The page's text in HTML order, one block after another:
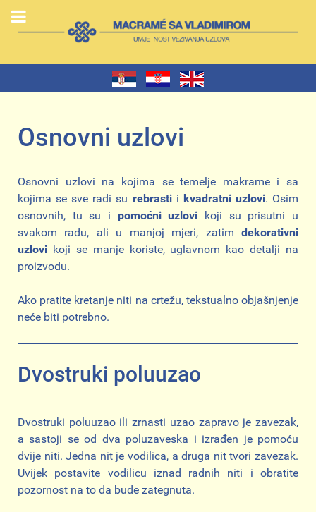
Osnovni uzlovi
Osnovni uzlovi na kojima se temelje makrame i sa
kojima se sve radi su rebrastii kvadratni uzlovi. Osim
osnovnih, tu su i pomoćni uzlovi koji su prisutni u
svakom radu, ali u manjoj mjeri, zatim dekorativni
uzlovi koji se manje koriste, uglavnom kao detalji na
proizvodu.
Ako pratite kretanje niti na crtežu, tekstualno objašnjenje
neće biti potrebno.
Dvostruki poluuzao
Dvostruki poluuzao ili zrnasti uzao zapravo je zavezak,
a sastoji se od dva poluzaveska i izrađen je pomoću
dvije niti. Jedna nit je vodilica, a druga nit tvori zavezak.
Uvijek postavite vodilicu iznad radnih niti i obratite
pozornost na to da bude zategnuta.